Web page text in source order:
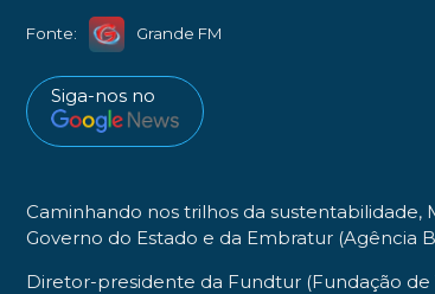
Fonte: Grande FM
Siga-nos no
Caminhando nos trilhos da
Governo do Estado e da Embratur (Agência
Diretor-presidente da Fundtur (Fundação